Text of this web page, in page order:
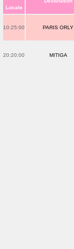
Locale
10:25:00 PARIS ORLY
20:20:00 MITIGA